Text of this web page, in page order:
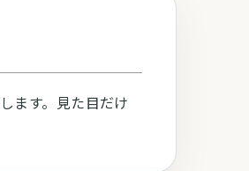
ます。見た目だけ